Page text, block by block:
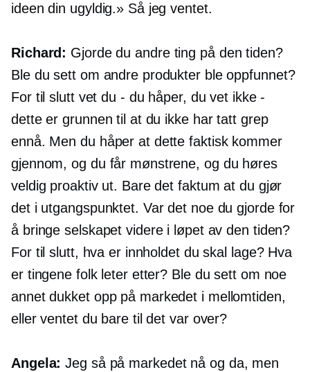
ideen din ugyldig.» Så jeg ventet.
Richard: Gjorde du andre ting på den tiden?
Ble du sett om andre produkter ble oppfunnet?
For til slutt vet du - du håper, du vet ikke -
dette er grunnen til at du ikke har tatt grep
ennå. Men du håper at dette faktisk kommer
gjennom, og du får mønstrene, og du høres
veldig proaktiv ut. Bare det faktum at du gjør
det i utgangspunktet. Var det noe du gjorde for
å bringe selskapet videre i løpet av den tiden?
For til slutt, hva er innholdet du skal lage? Hva
er tingene folk leter etter? Ble du sett om noe
annet dukket opp på markedet i mellomtiden,
eller ventet du bare til det var over?
Angela: Jeg så på markedet nå og da, men